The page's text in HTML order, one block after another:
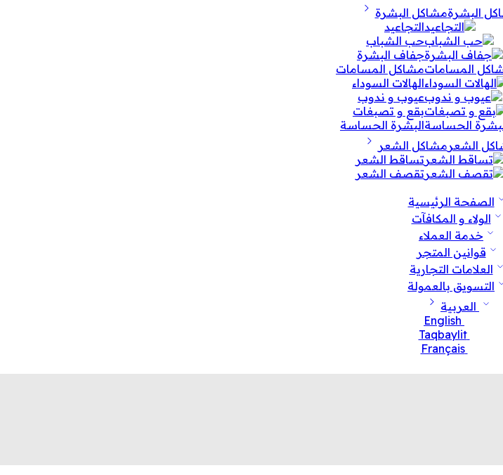
مشاكل البشرة
التجاعيد
حب الشباب
جفاف البشرة
مشاكل المسامات
الهالات السوداء
عيوب و ندوب
بقع و تصبغات
البشرة الحساسة
مشاكل الشعر
تساقط الشعر
تقصف الشعر
الصفحة الرئيسية
الولاء و المكافآت
خدمة العملاء
قوانين المتجر
العلامات التجارية
التسويق بالعمولة
العربية
English
Taqbaylit
Français